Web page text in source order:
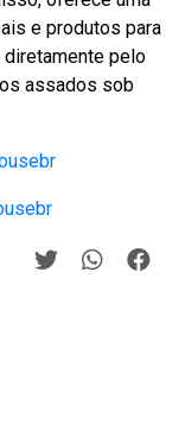
e produtos para
pelo
assados sob